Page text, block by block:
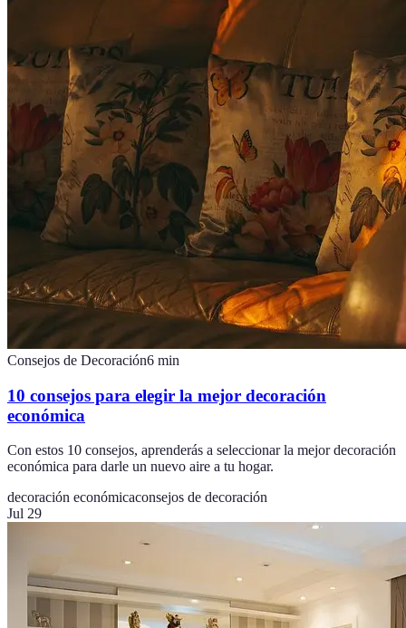
Consejos de Decoración6 min
10 consejos para elegir la mejor decoración
económica
Con estos 10 consejos, aprenderás a seleccionar la mejor decoración
económica para darle un nuevo aire a tu hogar.
decoración económicaconsejos de decoración
Jul 29